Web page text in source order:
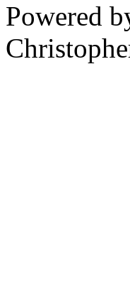
Powered